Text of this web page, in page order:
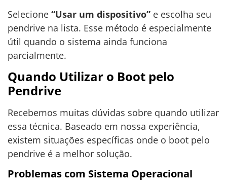
Selecione “Usar um dispositivo” e escolha seu
pendrive na lista. Esse método é especialmente
útil quando o sistema ainda funciona
parcialmente.
Quando Utilizar o Boot pelo
Pendrive
Recebemos muitas dúvidas sobre quando utilizar
essa técnica. Baseado em nossa experiência,
existem situações específicas onde o boot pelo
pendrive é a melhor solução.
Problemas com Sistema Operacional